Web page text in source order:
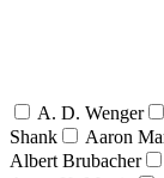
A. D. Wenger
Shank
Aaron
Albert Brubacher